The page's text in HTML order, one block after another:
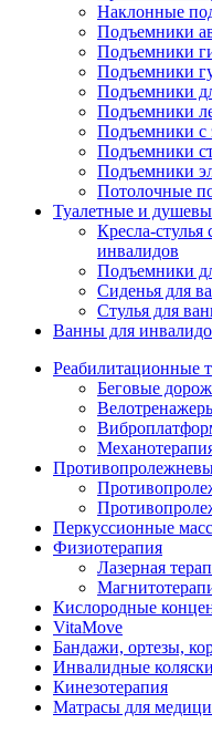
Наклонные
Подъемники
Подъемники
Подъемники
Подъемники
Подъемники
Подъемники с
Подъемники
Подъемники
Потолочные
Туалетные и
Кресла-
инвалидов
Подъемники
Сиденья для
Стулья для
Ванны для
Реабилитационные
Беговые
Перкуссионные
Физиотерапия
Лазерная
Кислородные
VitaMove
Бандажи, ортезы,
Инвалидные коляски
Кинезотерапия
Матрасы для